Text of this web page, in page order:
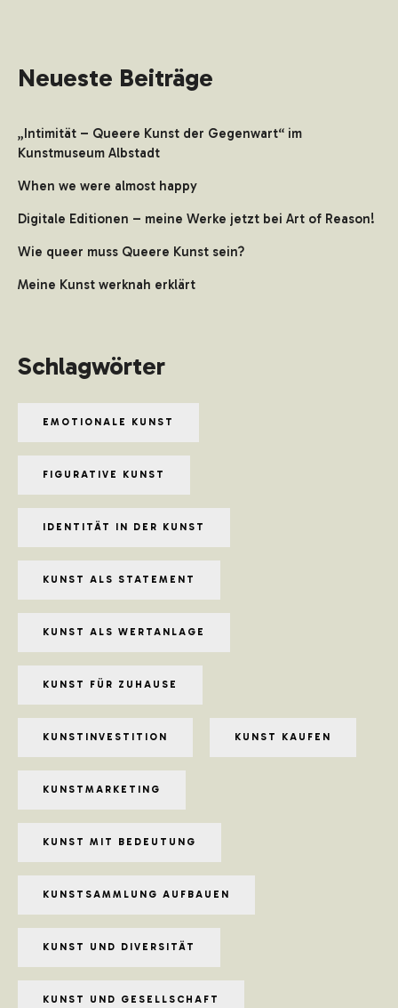
Neueste Beiträge
„Intimität – Queere Kunst der Gegenwart“ im
Kunstmuseum Albstadt
When we were almost happy
Digitale Editionen – meine Werke jetzt bei Art of Reason!
Wie queer muss Queere Kunst sein?
Meine Kunst werknah erklärt
Schlagwörter
EMOTIONALE KUNST
FIGURATIVE KUNST
IDENTITÄT IN DER KUNST
KUNST ALS STATEMENT
KUNST ALS WERTANLAGE
KUNST FÜR ZUHAUSE
KUNSTINVESTITION KUNST KAUFEN
KUNSTMARKETING
KUNST MIT BEDEUTUNG
KUNSTSAMMLUNG AUFBAUEN
KUNST UND DIVERSITÄT
KUNST UND GESELLSCHAFT